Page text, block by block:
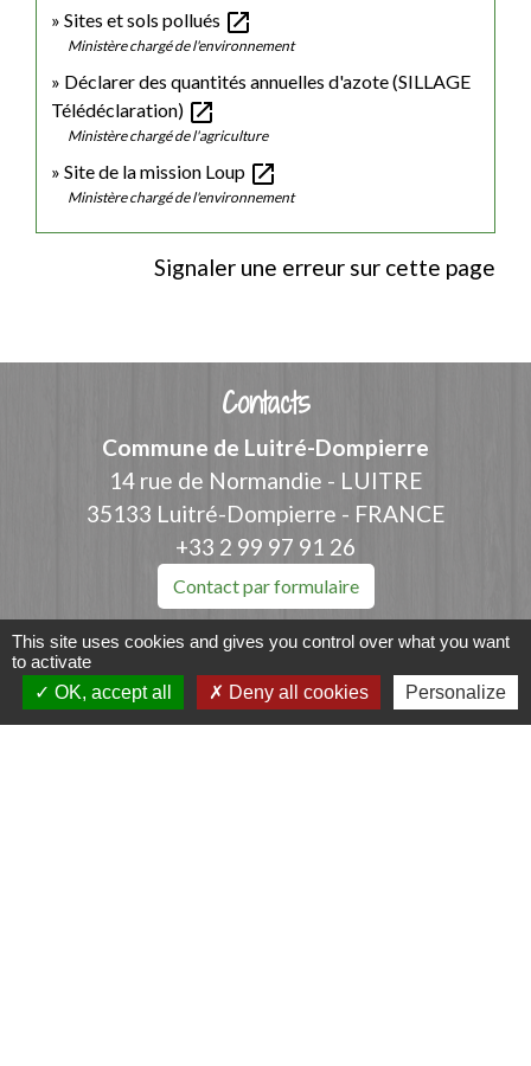
Sites et sols pollués open_in_new
Ministère chargé de l'environnement
Déclarer des quantités annuelles d'azote (SILLAGE
Télédéclaration) open_in_new
Ministère chargé de l'agriculture
Site de la mission Loup open_in_new
Ministère chargé de l'environnement
Signaler une erreur sur cette page
Contacts
Commune de Luitré-Dompierre
14 rue de Normandie - LUITRE
35133 Luitré-Dompierre - FRANCE
+33 2 99 97 91 26
Contact par formulaire
Liens
This site uses cookies and gives you control over what you want
to activate
OK, accept all
Deny all cookies Personalize